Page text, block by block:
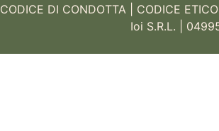
CODICE DI CONDOTTA CODICE ETICO
Ioi S.R.L. |